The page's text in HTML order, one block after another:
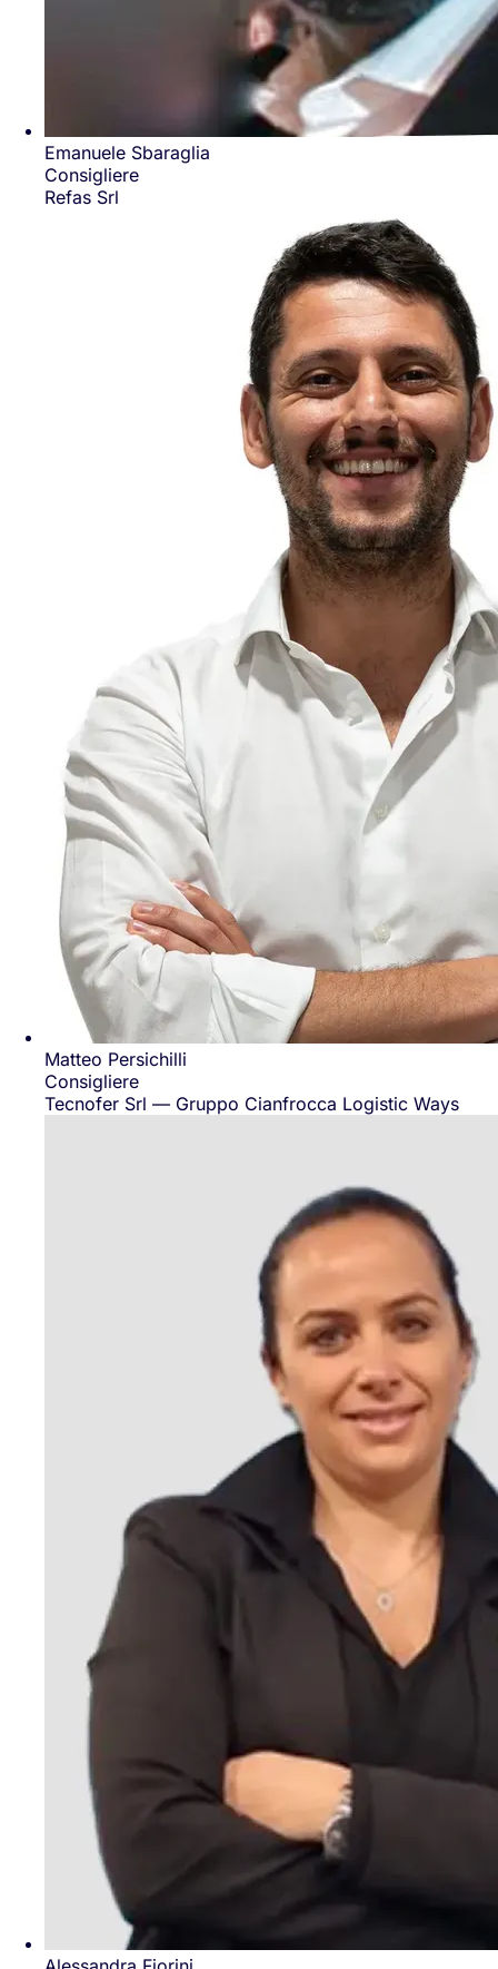
Emanuele Sbaraglia
Consigliere
Refas Srl
Matteo Persichilli
Consigliere
Tecnofer Srl — Gruppo Cianfrocca Logistic Ways